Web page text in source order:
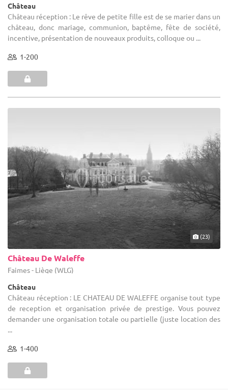
Château
Château réception : Le rêve de petite fille est de se marier dans un
château, donc mariage, communion, baptême, fête de société,
incentive, présentation de nouveaux produits, colloque ou ...
1-200
(23)
Château De Waleffe
Faimes - Liège (WLG)
Château
Château réception : LE CHATEAU DE WALEFFE organise tout type
de reception et organisation privée de prestige. Vous pouvez
demander une organisation totale ou partielle (juste location des
...
1-400